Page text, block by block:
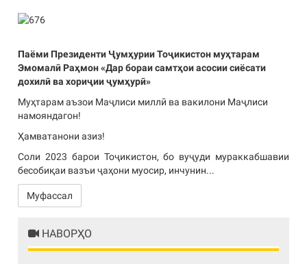
Паёми Президенти Ҷумҳурии Тоҷикистон муҳтарам
Эмомалӣ Раҳмон «Дар бораи самтҳои асосии сиёсати
дохилӣ ва хориҷии ҷумҳурӣ»
Муҳтарам аъзои Маҷлиси миллӣ ва вакилони Маҷлиси
намояндагон!
Ҳамватанони азиз!
Соли 2023 барои Тоҷикистон, бо вуҷуди мураккабшавии
бесобиқаи вазъи ҷаҳони муосир, инчунин...
Муфассал
НАВОРҲО